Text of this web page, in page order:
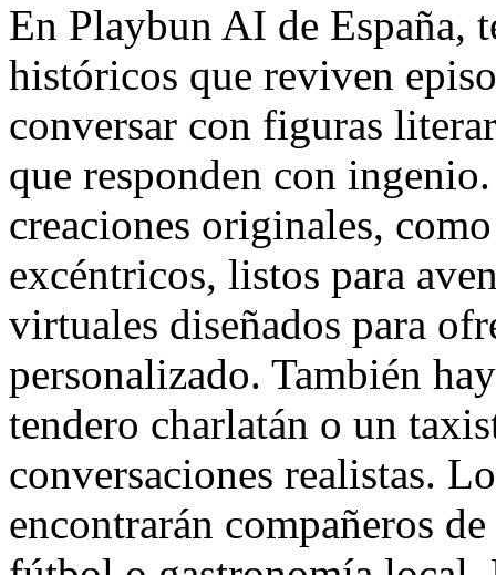
En Playbun AI de España,
históricos que reviven
conversar con figuras
que responden con
creaciones originales,
excéntricos, listos para
virtuales diseñados para
personalizado. También
tendero charlatán o un
conversaciones realistas.
encontrarán compañeros